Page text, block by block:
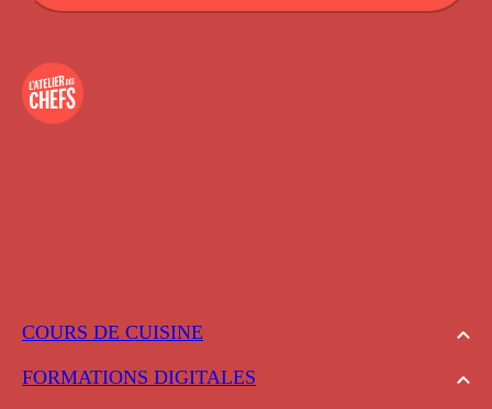
COURS DE CUISINE
FORMATIONS DIGITALES